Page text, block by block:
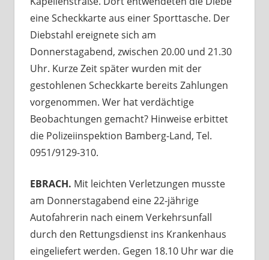
eine Scheckkarte aus einer Sporttasche. Der
Diebstahl ereignete sich am
Donnerstagabend, zwischen 20.00 und 21.30
Uhr. Kurze Zeit später wurden mit der
gestohlenen Scheckkarte bereits Zahlungen
vorgenommen. Wer hat verdächtige
Beobachtungen gemacht? Hinweise erbittet
die Polizeiinspektion Bamberg-Land, Tel.
0951/9129-310.
EBRACH. Mit leichten Verletzungen musste
am Donnerstagabend eine 22-jährige
Autofahrerin nach einem Verkehrsunfall
durch den Rettungsdienst ins Krankenhaus
eingeliefert werden. Gegen 18.10 Uhr war die